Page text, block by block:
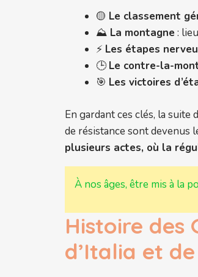
🟡 Le classement
⛰️ La montagne :
⚡ Les étapes
🕒Le contre-la-
🎯 Les victoires
En gardant ces clés, la
de résistance sont devenus
plusieurs actes, où la
À nos âges, être mis à la
Histoire des
d’Italia et